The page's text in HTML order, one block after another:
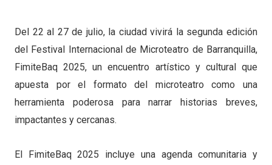
Del 22 al 27 de julio, la ciudad vivirá la segunda edición
del Festival Internacional de Microteatro de Barranquilla,
FimiteBaq 2025, un encuentro artístico y cultural que
apuesta por el formato del microteatro como una
herramienta poderosa para narrar historias breves,
impactantes y cercanas.
El FimiteBaq 2025 incluye una agenda comunitaria y